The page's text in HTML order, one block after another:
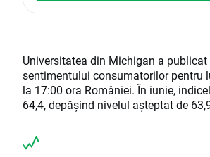
Universitatea din Michigan a
sentimentului consumatorilor pentru
la 17:00 ora României. În iunie,
64,4, depășind nivelul așteptat de